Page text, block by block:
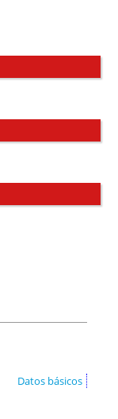
Datos básicos